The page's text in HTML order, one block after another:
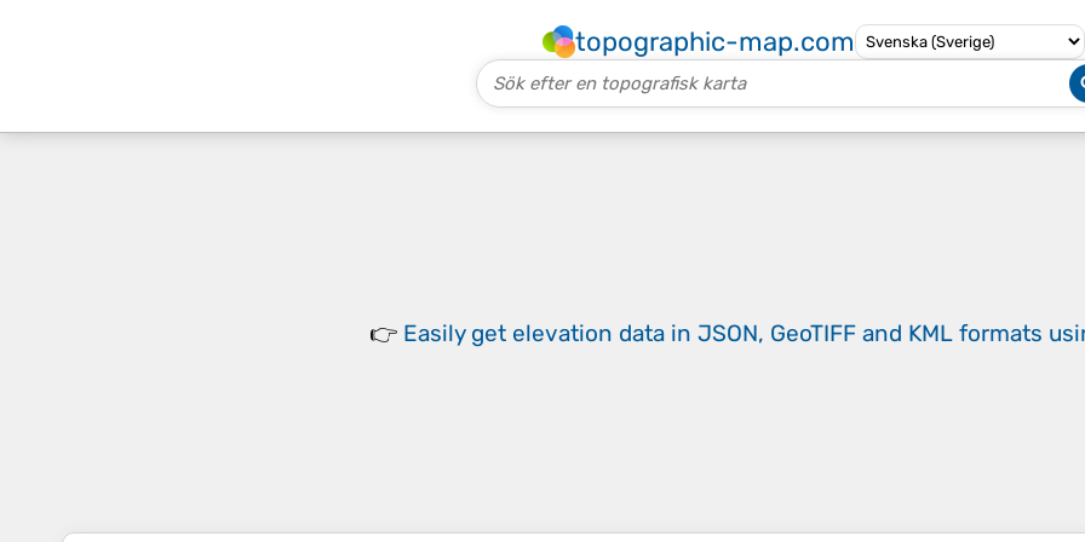
topographic-map.com
👉 Easily get elevation data in JSON, GeoTIFF and KML formats